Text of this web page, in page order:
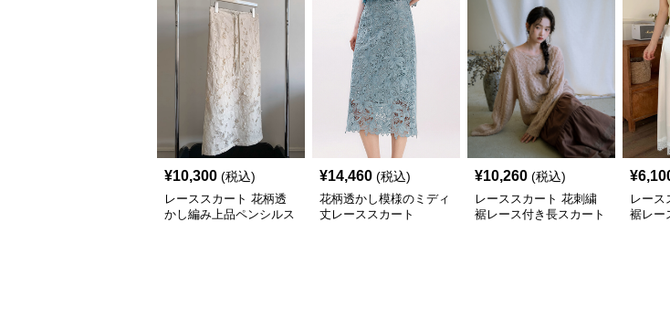
¥10,300 (税込)
レーススカート 花柄透
かし編み上品ペンシルス
¥14,460 (税込)
花柄透かし模様のミディ
丈レーススカート
¥10,260 (税込)
レーススカート 花刺繍
裾レース付き長スカート
¥
レース
裾レー